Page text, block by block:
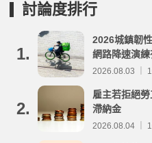
討論度排行
1.
2026城鎮韌
網路降速演
事項整理
2026.08.03 ｜
2.
雇主若拒絕
滯納金
2026.08.04 ｜